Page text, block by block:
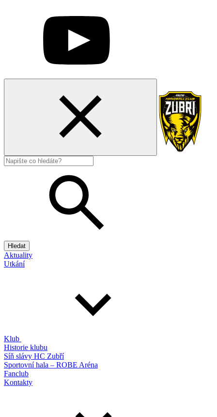
Hledat
Aktuality
Utkání
Klub
Historie klubu
Síň slávy HC Zubří
Sportovní hala – ROBE Aréna
Fanclub
Kontakty